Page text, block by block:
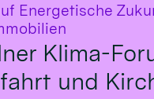
Energetische
Klima-
und